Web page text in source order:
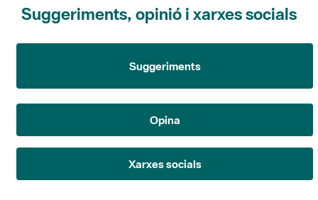
Suggeriments, opinió i xarxes socials
Suggeriments
Opina
Xarxes socials